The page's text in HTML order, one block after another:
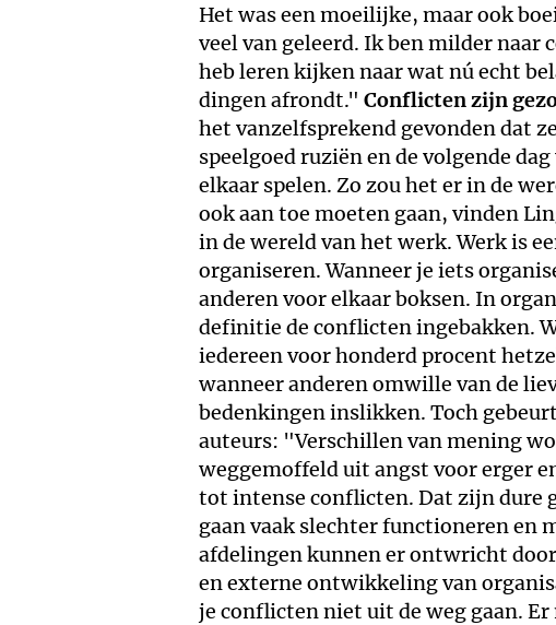
Het was een moeilijke, maar ook
veel van geleerd. Ik ben milder naar
heb leren kijken naar wat nú echt
dingen afrondt." Conflicten zijn
het vanzelfsprekend gevonden dat
speelgoed ruziën en de volgende
elkaar spelen. Zo zou het er in de
ook aan toe moeten gaan, vinden
in de wereld van het werk. Werk is
organiseren. Wanneer je iets
anderen voor elkaar boksen. In
definitie de conflicten ingebakken.
iedereen voor honderd procent
wanneer anderen omwille van de
bedenkingen inslikken. Toch
auteurs: "Verschillen van mening
weggemoffeld uit angst voor erger
tot intense conflicten. Dat zijn dure
gaan vaak slechter functioneren en
afdelingen kunnen er ontwricht
en externe ontwikkeling van
je conflicten niet uit de weg gaan.